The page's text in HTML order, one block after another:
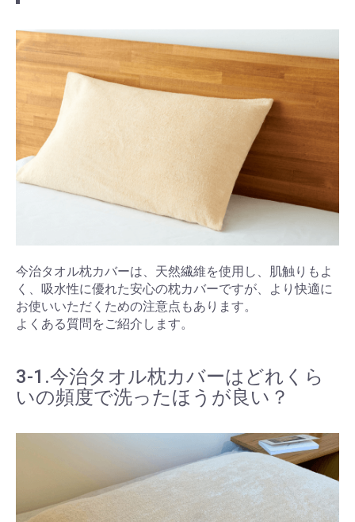
今治タオル枕カバーは、天然繊維を使用し、肌触りもよ
く、吸水性に優れた安心の枕カバーですが、より快適に
お使いいただくための注意点もあります。
よくある質問をご紹介します。
3-1.今治タオル枕カバーはどれくら
いの頻度で洗ったほうが良い？